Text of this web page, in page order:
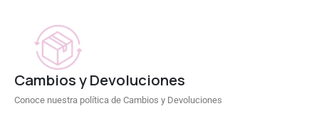
Cambios y Devoluciones
Conoce nuestra política de Cambios y Devoluciones